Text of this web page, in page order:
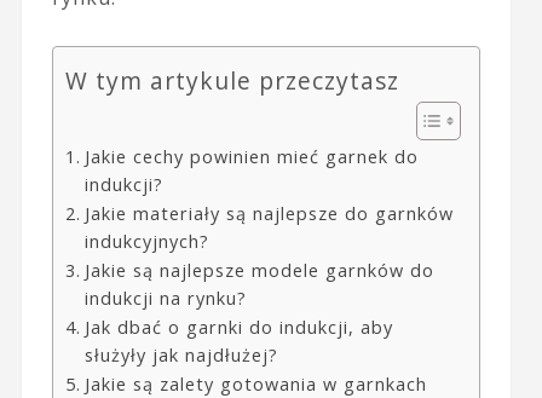
W tym artykule przeczytasz
Jakie cechy powinien mieć garnek do
indukcji?
Jakie materiały są najlepsze do garnków
indukcyjnych?
Jakie są najlepsze modele garnków do
indukcji na rynku?
Jak dbać o garnki do indukcji, aby
służyły jak najdłużej?
Jakie są zalety gotowania w garnkach